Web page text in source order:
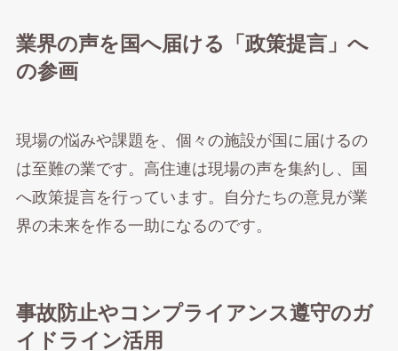
業界の声を国へ届ける「政策提言」へ
の参画
現場の悩みや課題を、個々の施設が国に届けるの
は至難の業です。高住連は現場の声を集約し、国
へ政策提言を行っています。自分たちの意見が業
界の未来を作る一助になるのです。
事故防止やコンプライアンス遵守のガ
イドライン活用